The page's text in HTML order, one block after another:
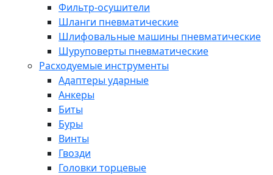
Фильтр-осушители
Шланги пневматические
Шлифовальные машины пневматические
Шуруповерты пневматические
Расходуемые инструменты
Адаптеры ударные
Анкеры
Биты
Буры
Винты
Гвозди
Головки торцевые